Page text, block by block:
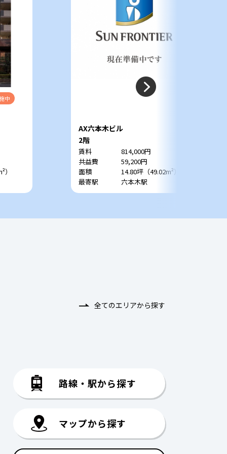
中
AX六本木ビル
2階
賃料
814,000円
共益費
59,200円
面積
14.80坪（49.02m²）
最寄駅
六本木駅
全てのエリアから探す
路線・駅から探す
マップから探す